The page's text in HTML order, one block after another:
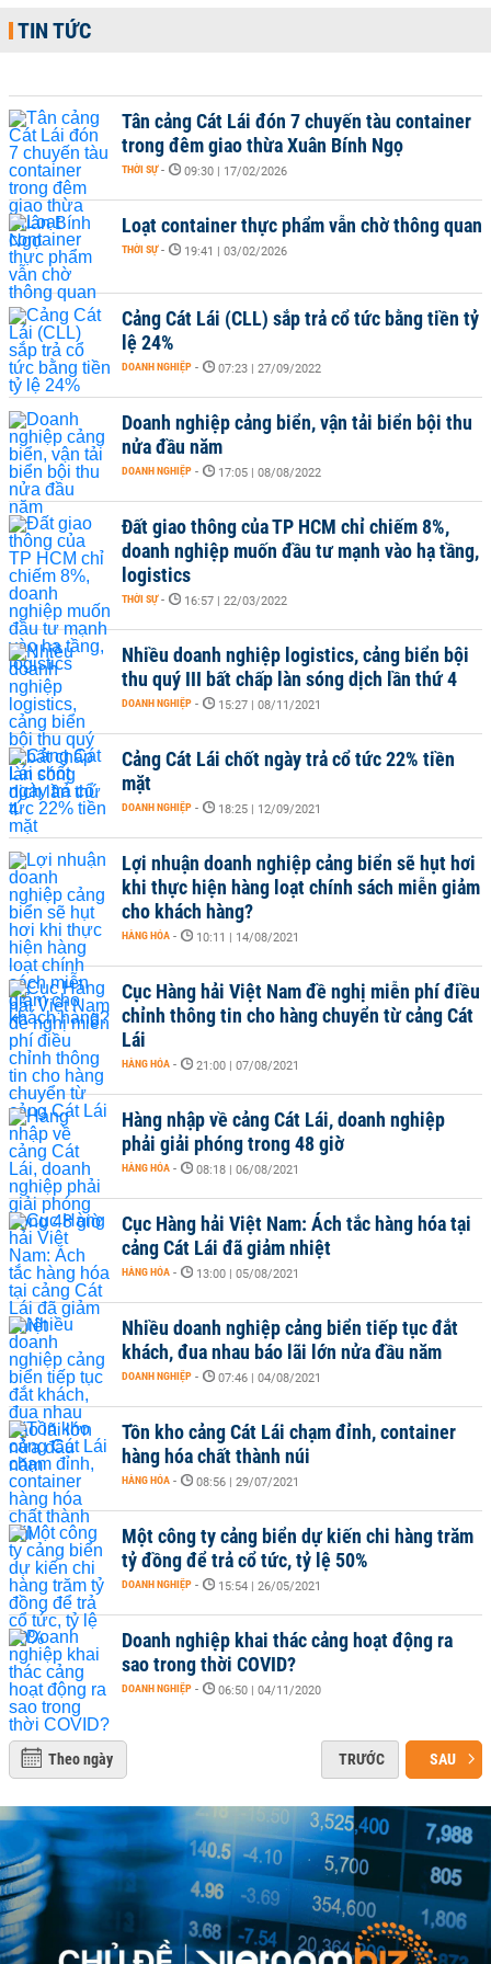
TIN TỨC
Tân cảng Cát Lái đón 7 chuyến tàu container
trong đêm giao thừa Xuân Bính Ngọ
THỜI SỰ - 09:30 | 17/02/2026
Loạt container thực phẩm vẫn chờ thông quan
THỜI SỰ - 19:41 | 03/02/2026
Cảng Cát Lái (CLL) sắp trả cổ tức bằng tiền tỷ
lệ 24%
DOANH NGHIỆP - 07:23 | 27/09/2022
Doanh nghiệp cảng biển, vận tải biển bội thu
nửa đầu năm
DOANH NGHIỆP - 17:05 | 08/08/2022
Đất giao thông của TP HCM chỉ chiếm 8%,
doanh nghiệp muốn đầu tư mạnh vào hạ tầng,
logistics
THỜI SỰ - 16:57 | 22/03/2022
Nhiều doanh nghiệp logistics, cảng biển bội
thu quý III bất chấp làn sóng dịch lần thứ 4
DOANH NGHIỆP - 15:27 | 08/11/2021
Cảng Cát Lái chốt ngày trả cổ tức 22% tiền
mặt
DOANH NGHIỆP - 18:25 | 12/09/2021
Lợi nhuận doanh nghiệp cảng biển sẽ hụt hơi
khi thực hiện hàng loạt chính sách miễn giảm
cho khách hàng?
HÀNG HÓA - 10:11 | 14/08/2021
Cục Hàng hải Việt Nam đề nghị miễn phí điều
chỉnh thông tin cho hàng chuyển từ cảng Cát
Lái
HÀNG HÓA - 21:00 | 07/08/2021
Hàng nhập về cảng Cát Lái, doanh nghiệp
phải giải phóng trong 48 giờ
HÀNG HÓA - 08:18 | 06/08/2021
Cục Hàng hải Việt Nam: Ách tắc hàng hóa tại
cảng Cát Lái đã giảm nhiệt
HÀNG HÓA - 13:00 | 05/08/2021
Nhiều doanh nghiệp cảng biển tiếp tục đắt
khách, đua nhau báo lãi lớn nửa đầu năm
DOANH NGHIỆP - 07:46 | 04/08/2021
Tồn kho cảng Cát Lái chạm đỉnh, container
hàng hóa chất thành núi
HÀNG HÓA - 08:56 | 29/07/2021
Một công ty cảng biển dự kiến chi hàng trăm
tỷ đồng để trả cổ tức, tỷ lệ 50%
DOANH NGHIỆP - 15:54 | 26/05/2021
Doanh nghiệp khai thác cảng hoạt động ra
sao trong thời COVID?
DOANH NGHIỆP - 06:50 | 04/11/2020
Theo ngày TRƯỚC SAU